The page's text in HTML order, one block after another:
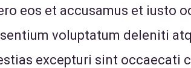
eos et accusamus et iusto
voluptatum deleniti
excepturi sint occaecati